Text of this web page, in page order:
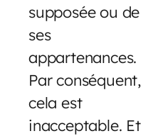
supposée ou de
ses
appartenances.
Par conséquent,
cela est
inacceptable. Et